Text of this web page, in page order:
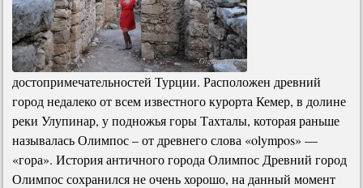
достопримечательностей Турции. Расположен древний
город недалеко от всем известного курорта Кемер, в долине
реки Улупинар, у подножья горы Тахталы, которая раньше
называлась Олимпос – от древнего слова «olympos» —
«гора». История античного города Олимпос Древний город
Олимпос сохранился не очень хорошо, на данный момент